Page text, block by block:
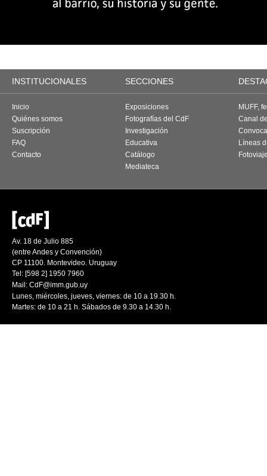
INSTITUCIONALES SECCIONES
Inicio
Quiénes somos
Suscripción
FAQ
Contacto
Exposiciones
Fotografías del CdF
Investigación
Educativa
Catálogo
Mediateca
MUFF,
Canal
Líneas
Av. 18 de Julio 885
(entre Andes y Convención)
CP 11100. Montevideo. Uruguay
Tel: [598 2] 1950 7960
Mail: CdF@imm.gub.uy
Lunes, miércoles, jueves, viernes: de 10 a 19.30 h.
Martes: de 10 a 21 h. Sábados de 9.30 a 14.30 h.